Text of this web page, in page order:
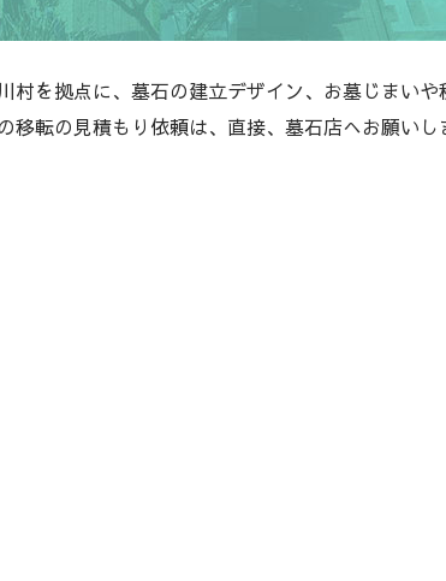
村を拠点に、墓石の建立デザイン、お墓じまい
転の見積もり依頼は、直接、墓石店へお願いし